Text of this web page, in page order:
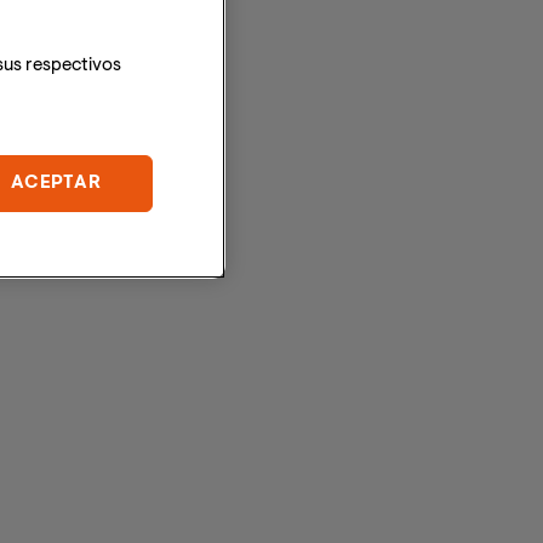
respectivos
ACEPTAR